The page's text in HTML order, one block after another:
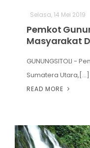
Selasa, 14 Mei 2019
Pemkot
Masyarakat
GUNUNGSITOLI -
Sumatera Utara,[...]
READ MORE